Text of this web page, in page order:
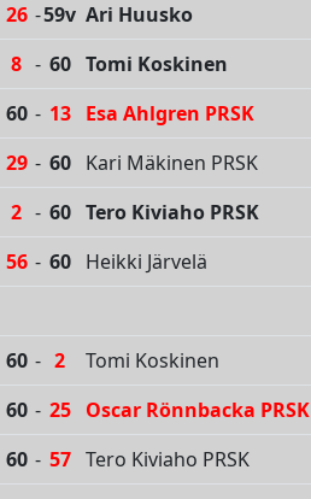
26 -59v Ari Huusko
8 - 60 Tomi Koskinen
60 - 13 Esa Ahlgren PRSK
29 - 60 Kari Mäkinen PRSK
2 - 60 Tero Kiviaho PRSK
56 - 60 Heikki Järvelä
60 - 2 Tomi Koskinen
60 - 25 Oscar Rönnbacka PRSK
60 - 57 Tero Kiviaho PRSK